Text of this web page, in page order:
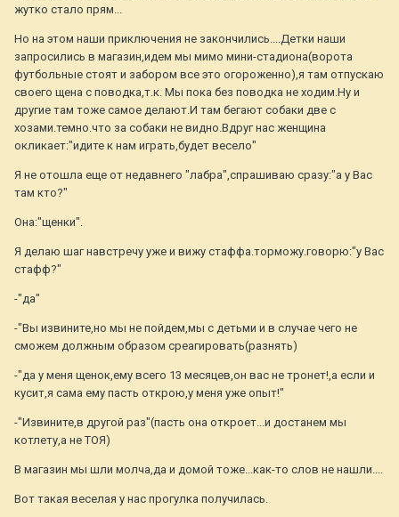
жутко стало прям...
Но на этом наши приключения не закончились....Детки наши
запросились в магазин,идем мы мимо мини-стадиона(ворота
футбольные стоят и забором все это огороженно),я там отпускаю
своего щена с поводка,т.к. Мы пока без поводка не ходим.Ну и
другие там тоже самое делают.И там бегают собаки две с
хозами.темно.что за собаки не видно.Вдруг нас женщина
окликает:"идите к нам играть,будет весело"
Я не отошла еще от недавнего "лабра",спрашиваю сразу:"а у Вас
там кто?"
Она:"щенки".
Я делаю шаг навстречу уже и вижу стаффа.торможу.говорю:"у Вас
стафф?"
-"да"
-"Вы извините,но мы не пойдем,мы с детьми и в случае чего не
сможем должным образом среагировать(разнять)
-"да у меня щенок,ему всего 13 месяцев,он вас не тронет!,а если и
кусит,я сама ему пасть открою,у меня уже опыт!"
-"Извините,в другой раз"(пасть она откроет...и достанем мы
котлету,а не ТОЯ)
В магазин мы шли молча,да и домой тоже...как-то слов не нашли....
Вот такая веселая у нас прогулка получилась.